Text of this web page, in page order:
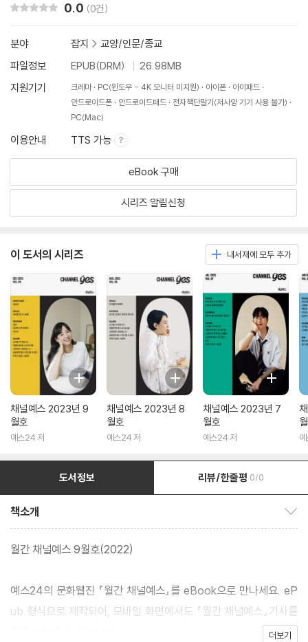
0.0 (0건)
분야 잡지 > 교양/인문/종교
파일정보
EPUB(DRM)
26.98MB
지원기기
크레마 PC(윈도우 - 4K 모니터 미지원) 아이폰
아이패드
안드로이드폰
안드로이드패드
전자책단말기(저사양 기기 사용 불가)
PC(Mac)
이용안내 TTS 가능
eBook 구매
시리즈 알림신청
이 도서의 시리즈 내서재에 모두 추가
채널예스 2023년 9
월호
예스24 저
채널예스 2023년 8
월호
예스24 저
채널예스 2023년 7
월호
예스24 저
도서정보 리뷰/한줄평 0/0
책소개
월간 채널예스 9월호(2022)
예스24의 문화웹진 『월간 채널예스』를 eBook으로 만나세요. eP
ub 형식으로 제작되어, 모바일 화면에서도 『월간 채널예스』기사를
더보기